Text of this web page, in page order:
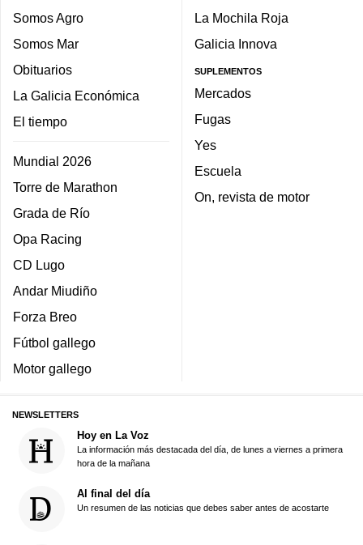
Somos Agro
Somos Mar
Obituarios
La Galicia Económica
El tiempo
Mundial 2026
Torre de Marathon
Grada de Río
Opa Racing
CD Lugo
Andar Miudiño
Forza Breo
Fútbol gallego
Motor gallego
La Mochila Roja
Galicia Innova
SUPLEMENTOS
Mercados
Fugas
Yes
Escuela
On, revista de motor
NEWSLETTERS
Hoy en La Voz
La información más destacada del día, de lunes a viernes a primera
hora de la mañana
Al final del día
Un resumen de las noticias que debes saber antes de acostarte